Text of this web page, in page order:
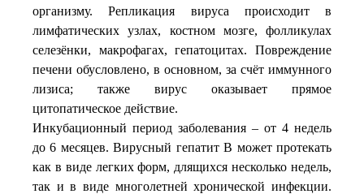
организму. Репликация вируса происходит в
лимфатических узлах, костном мозге, фолликулах
селезёнки, макрофагах, гепатоцитах. Повреждение
печени обусловлено, в основном, за счёт иммунного
лизиса; также вирус оказывает прямое
цитопатическое действие.
Инкубационный период заболевания – от 4 недель
до 6 месяцев. Вирусный гепатит В может протекать
как в виде легких форм, длящихся несколько недель,
так и в виде многолетней хронической инфекции.